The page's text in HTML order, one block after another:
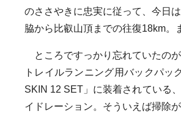
のささやきに忠実に従って、今日
脇から比叡山頂までの往復18km。
ところですっかり忘れていたの
トレイルランニング用バックパッ
SKIN 12 SET」に装着されている
イドレーション。そういえば掃除